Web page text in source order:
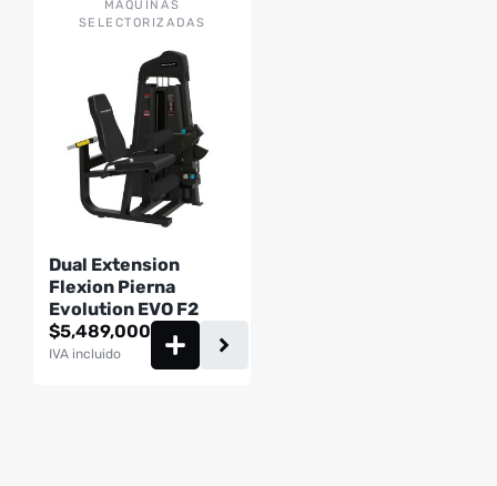
MAQUINAS
SELECTORIZADAS
Dual Extension
Flexion Pierna
Evolution EVO F2
$5,489,000
IVA incluido